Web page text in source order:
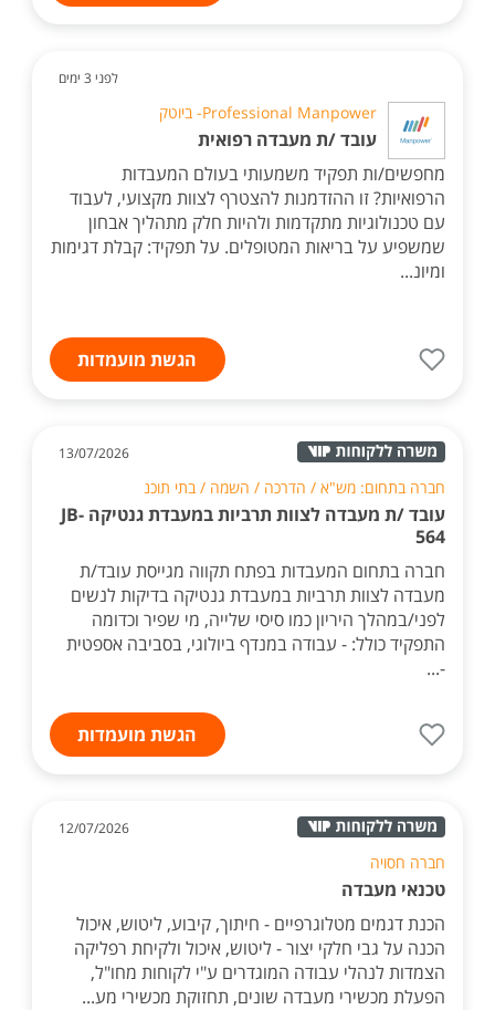
לפני 3 ימים
Professional Manpower- ביוטק
עובד /ת מעבדה רפואית
מחפשים/ות תפקיד משמעותי בעולם המעבדות
הרפואיות? זו ההזדמנות להצטרף לצוות מקצועי, לעבוד
עם טכנולוגיות מתקדמות ולהיות חלק מתהליך אבחון
שמשפיע על בריאות המטופלים. על תפקיד: קבלת דגימות
ומיונ...
הגשת מועמדות
13/07/2026
חברה בתחום: מש"א / הדרכה / השמה / בתי תוכנ
עובד /ת מעבדה לצוות תרביות במעבדת גנטיקה JB-
564
חברה בתחום המעבדות בפתח תקווה מגייסת עובד/ת
מעבדה לצוות תרביות במעבדת גנטיקה בדיקות לנשים
לפני/במהלך היריון כמו סיסי שלייה, מי שפיר וכדומה
התפקיד כולל: - עבודה במנדף ביולוגי, בסביבה אספטית
-...
הגשת מועמדות
12/07/2026
חברה חסויה
טכנאי מעבדה
הכנת דגמים מטלוגרפיים - חיתוך, קיבוע, ליטוש, איכול
הכנה על גבי חלקי יצור - ליטוש, איכול ולקיחת רפליקה
הצמדות לנהלי עבודה המוגדרים ע"י לקוחות מחו"ל,
הפעלת מכשירי מעבדה שונים, תחזוקת מכשירי מע...